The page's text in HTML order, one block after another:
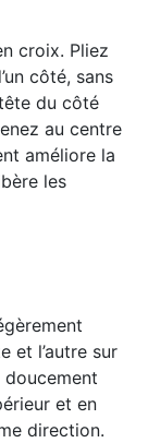
croix. Pliez
côté, sans
du côté
au centre
améliore la
les
et l’autre sur
et en
direction.